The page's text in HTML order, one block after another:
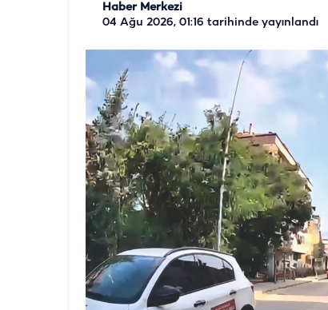
Haber Merkezi
04 Ağu 2026, 01:16 tarihinde yayınlandı